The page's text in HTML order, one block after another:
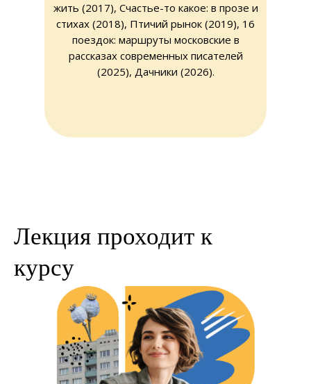
жить (2017), Счастье-то какое: в прозе и
стихах (2018), Птичий рынок (2019), 16
поездок: маршруты московские в
рассказах современных писателей
(2025), Дачники (2026).
Лекция проходит к
курсу